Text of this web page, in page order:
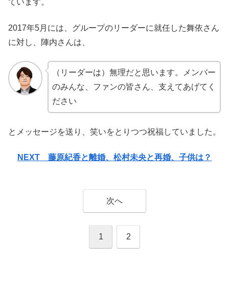
ています。
2017年5月には、グループのリーダーに就任した舞依さん
に対し、陣内さんは、
（リーダーは）無理だと思います。メンバー
のみんな、ファンの皆さん、支えてあげてく
ださい
とメッセージを送り、笑いをとりつつ祝福していました。
NEXT 藤原紀香と離婚、松村未央と再婚、子供は？
次へ
1 2